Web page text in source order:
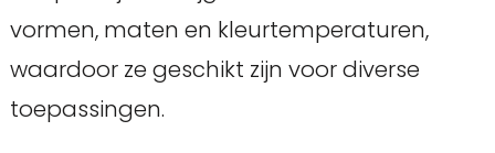
vormen, maten en kleurtemperaturen,
waardoor ze geschikt zijn voor diverse
toepassingen.